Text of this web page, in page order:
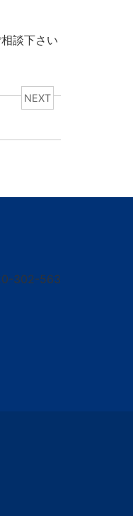
談下さい
NEXT
302-563